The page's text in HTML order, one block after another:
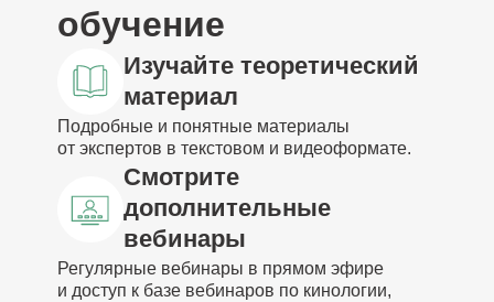
обучение
Изучайте теоретический
материал
Подробные и понятные материалы
от экспертов в текстовом и видеоформате.
Смотрите
дополнительные
вебинары
Регулярные вебинары в прямом эфире
и доступ к базе вебинаров по кинологии,